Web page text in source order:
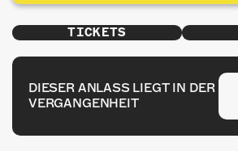
INFOS
KONTAKT
ÜBER UNS
TICKETS
DIESER ANLASS LIEGT IN DER
VERGANGENHEIT